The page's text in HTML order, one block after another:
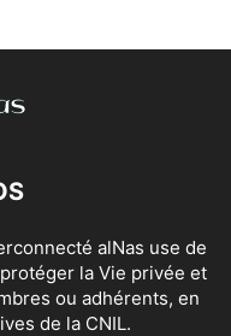
alNas use de
la Vie privée et
ou adhérents, en
de la CNIL.